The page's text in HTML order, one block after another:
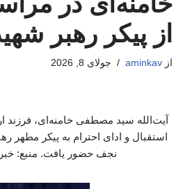
از پیکر رهبر
از aminkav جولای 8, 2026
آیت‌الله سید مصطفی خامنه‌ای، فرزند
استقبال و ادای احترام به پیکر مطهر
نجف حضور یافت. منبع: